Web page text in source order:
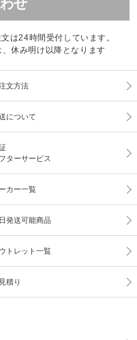
せ
は24時間受付しています。
休み明け以降となります
文方法
について
ターサービス
カー一覧
発送可能商品
トレット一覧
積り